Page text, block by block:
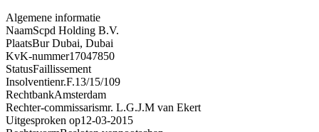
Algemene informatie
NaamScpd Holding B.V.
PlaatsBur Dubai, Dubai
KvK-nummer17047850
StatusFaillissement
Insolventienr.F.13/15/109
RechtbankAmsterdam
Rechter-commissarismr. L.G.J.M van Ekert
Uitgesproken op12-03-2015